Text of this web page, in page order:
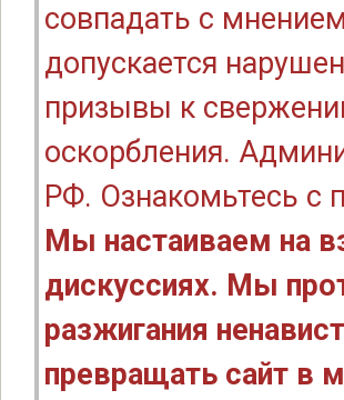
совпадать с
допускается
призывы к
оскорбления.
РФ. Ознакомьтесь с
Мы настаиваем на
дискуссиях. Мы
разжигания
превращать сайт в